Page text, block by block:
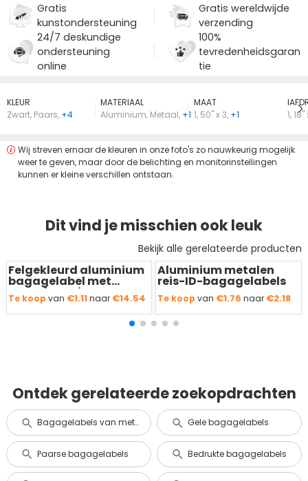
Gratis
kunstondersteuning
Gratis wereldwijde
verzending
24/7 deskundige
ondersteuning
online
100%
tevredenheidsgaran
tie
KLEUR
Zwart, Paars, +4
MATERIAAL
Aluminium,Metaal, +1
MAAT
1,50" x 3, +1
1,18"
Wij streven ernaar de kleuren in onze foto's zo nauwkeurig mogelijk
weer te geven, maar door de belichting en monitorinstellingen
kunnen er kleine verschillen ontstaan.
Dit vind je misschien ook leuk
Bekijk alle gerelateerde producten
Redden50 %
Felgekleurd aluminium
bagagelabel met
naamkaartje
Te koop van €1.11naar €14.54
Redden50 %
Aluminium metalen
reis-ID-bagagelabels
Te koop van €1.76naar €2.18
Ontdek gerelateerde zoekopdrachten
Bagagelabels van metaal en aluminium Gele bagagelabels
Paarse bagagelabels Bedrukte bagagelabels